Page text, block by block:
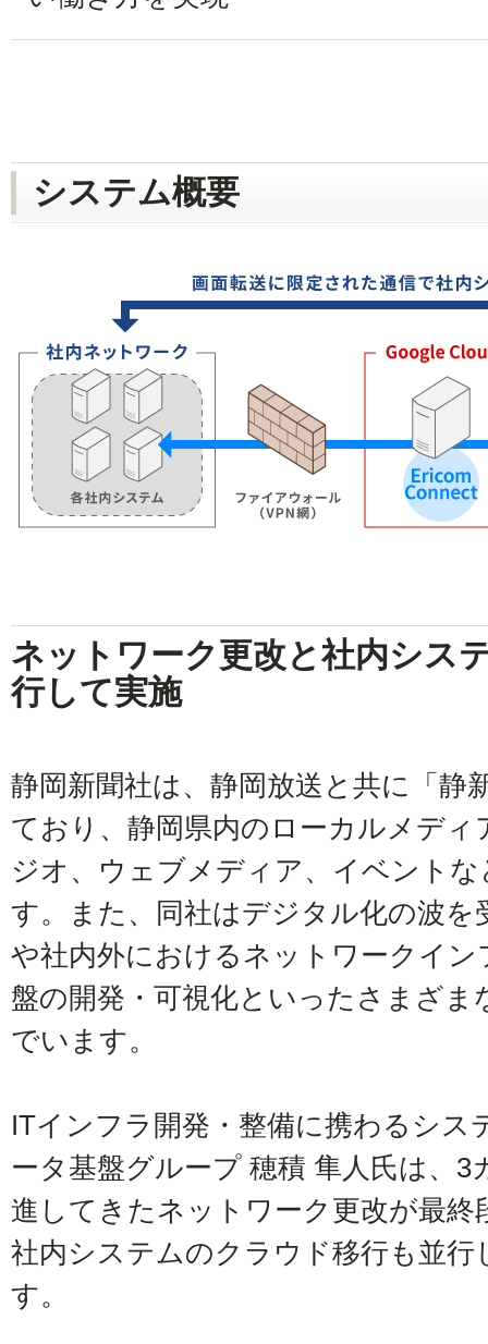
システム概要
ネットワーク更改と社内シス
行して実施
静岡新聞社は、静岡放送と共に「静
ており、静岡県内のローカルメディ
ジオ、ウェブメディア、イベント
す。また、同社はデジタル化の波
や社内外におけるネットワークイ
盤の開発・可視化といったさまざま
でいます。
ITインフラ開発・整備に携わるシ
ータ基盤グループ 穂積 隼人氏は、
進してきたネットワーク更改が最
社内システムのクラウド移行も並
す。